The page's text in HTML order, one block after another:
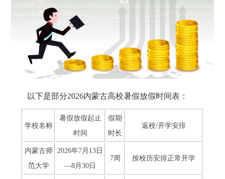
以下是部分2026内蒙古高校暑假放假时间表：
学校名称
暑假放假起止
时间
假期
时长
返校/开学安排
内蒙古师
范大学
2026年7月13日
—8月30日
7周 按校历安排正常开学